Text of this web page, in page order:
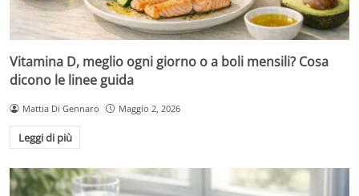
Vitamina D, meglio ogni giorno o a boli mensili? Cosa
dicono le linee guida
Mattia Di Gennaro Maggio 2, 2026
Leggi di più